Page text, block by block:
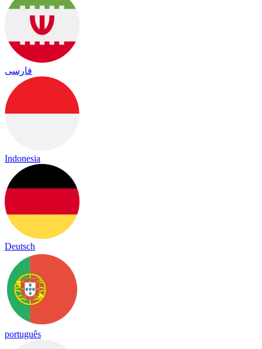
فارسی
Indonesia
Deutsch
português